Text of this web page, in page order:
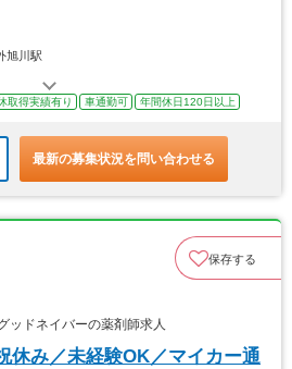
旭川駅
取得実績有り 車通勤可 年間休日120日以上
最新の募集状況を問い合わせる
保存する
ドネイバーの薬剤師求人
休み／未経験OK／マイカー通